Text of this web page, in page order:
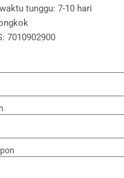
tunggu: 7-10 hari
7010902900